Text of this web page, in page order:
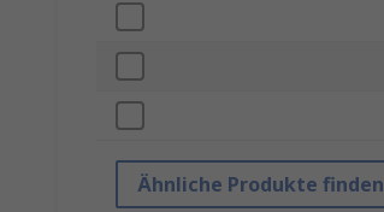
Ähnliche Produkte finden